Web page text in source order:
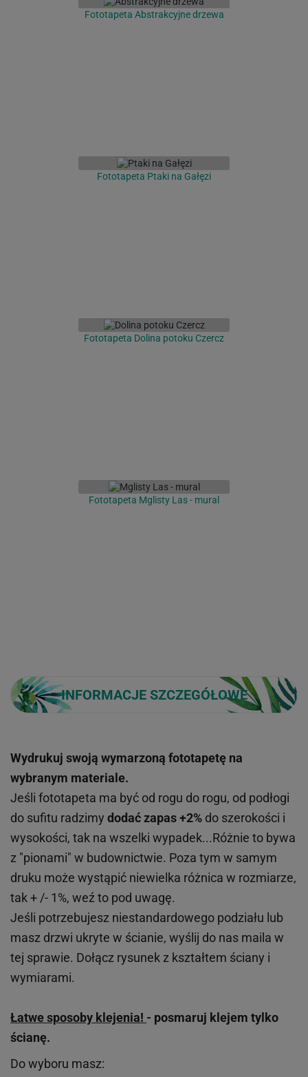
Fototapeta Abstrakcyjne drzewa
Fototapeta Ptaki na Gałęzi
Fototapeta Dolina potoku Czercz
Fototapeta Mglisty Las - mural
INFORMACJE SZCZEGÓŁOWE
Wydrukuj swoją wymarzoną fototapetę na
wybranym materiale.
Jeśli fototapeta ma być od rogu do rogu, od podłogi
do sufitu radzimy dodać zapas +2% do szerokości i
wysokości, tak na wszelki wypadek...Różnie to bywa
z "pionami" w budownictwie. Poza tym w samym
druku może wystąpić niewielka różnica w rozmiarze,
tak + /- 1%, weź to pod uwagę.
Jeśli potrzebujesz niestandardowego podziału lub
masz drzwi ukryte w ścianie, wyślij do nas maila w
tej sprawie. Dołącz rysunek z kształtem ściany i
wymiarami.
Łatwe sposoby klejenia! - posmaruj klejem tylko
ścianę.
Do wyboru masz: